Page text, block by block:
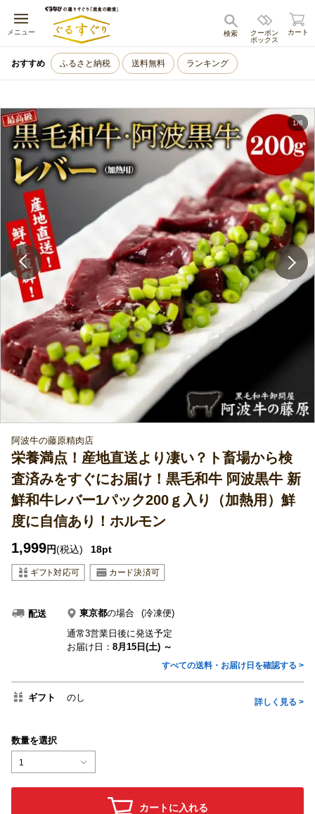
メニュー
キャンセル
クーポン
ボックス
検索 カート
おすすめ ふるさと納税 送料無料 ランキング
1/6
阿波牛の藤原精肉店
栄養満点！産地直送より凄い？ト畜場から検
査済みをすぐにお届け！黒毛和牛 阿波黒牛 新
鮮和牛レバー1パック200ｇ入り（加熱用）鮮
度に自信あり！ホルモン
1,999円(税込) 18pt
配送 東京都の場合
(冷凍便)
通常3営業日後に発送予定
お届け日： 8月15日(土) ～
すべての送料・お届け日を確認する >
ギフト のし 詳しく見る >
数量を選択
1
カートに入れる